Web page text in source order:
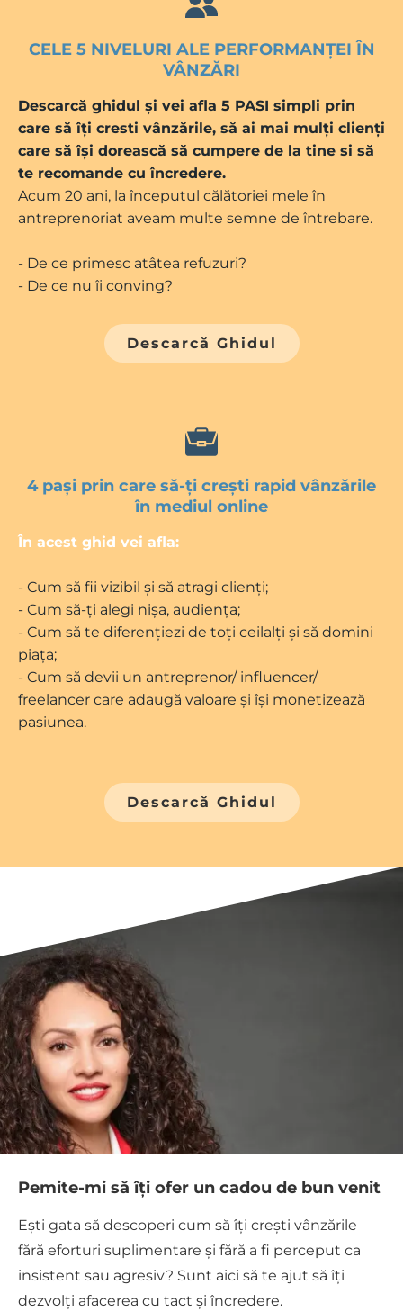
CELE 5 NIVELURI ALE PERFORMANȚEI ÎN
VÂNZĂRI
Descarcă ghidul și vei afla 5 PASI simpli prin
care să îți cresti vânzările, să ai mai mulți clienți
care să își dorească să cumpere de la tine si să
te recomande cu încredere.
Acum 20 ani, la începutul călătoriei mele în
antreprenoriat aveam multe semne de întrebare.
- De ce primesc atâtea refuzuri?
- De ce nu îi conving?
Descarcă Ghidul
4 pași prin care să-ți crești rapid vânzările
în mediul online
În acest ghid vei afla:
- Cum să fii vizibil și să atragi clienți;
- Cum să-ți alegi nișa, audiența;
- Cum să te diferențiezi de toți ceilalți și să domini
piața;
- Cum să devii un antreprenor/ influencer/
freelancer care adaugă valoare și își monetizează
pasiunea.
Descarcă Ghidul
Pemite-mi să îți ofer un cadou de bun venit
Ești gata să descoperi cum să îți crești vânzările
fără eforturi suplimentare și fără a fi perceput ca
insistent sau agresiv? Sunt aici să te ajut să îți
dezvolți afacerea cu tact și încredere.